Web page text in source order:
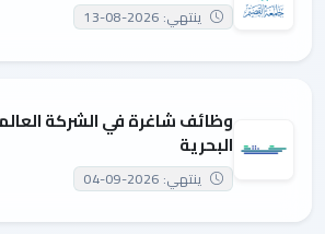
ينتهي: 2026-08-13
وظائف شاغرة في الشركة
البحرية
ينتهي: 2026-09-04